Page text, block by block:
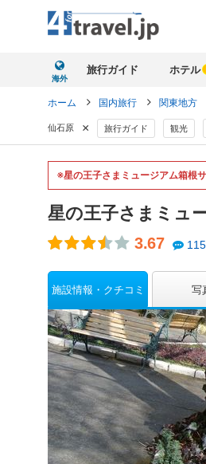
海外
旅行ガイド ホテル
ホーム 国内旅行 関東地方
仙石原 × 旅行ガイド 観光
※星の王子さまミュージアム箱根
星の王子さまミュ
3.67
施設情報・クチコミ 写